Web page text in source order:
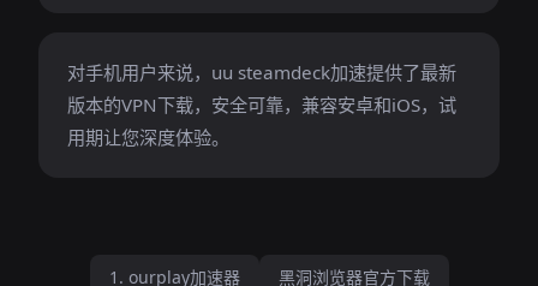
对手机用户来说，uu steamdeck加速提供了最新
版本的VPN下载，安全可靠，兼容安卓和iOS，试
用期让您深度体验。
1. ourplay加速器
黑洞浏览器官方下载